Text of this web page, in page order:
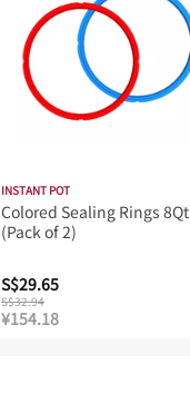
INSTANT POT
Colored Sealing Rings 8Qt
(Pack of 2)
S$29.65
S$32.94
¥154.18